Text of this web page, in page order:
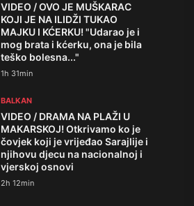
VIDEO / OVO JE MUŠKARAC
KOJI JE NA ILIDŽI TUKAO
MAJKU I KĆERKU! "Udarao je i
mog brata i kćerku, ona je bila
teško bolesna..."
1h 31min
BALKAN
VIDEO / DRAMA NA PLAŽI U
MAKARSKOJ! Otkrivamo ko je
čovjek koji je vrijeđao Sarajlije i
njihovu djecu na nacionalnoj i
vjerskoj osnovi
2h 12min